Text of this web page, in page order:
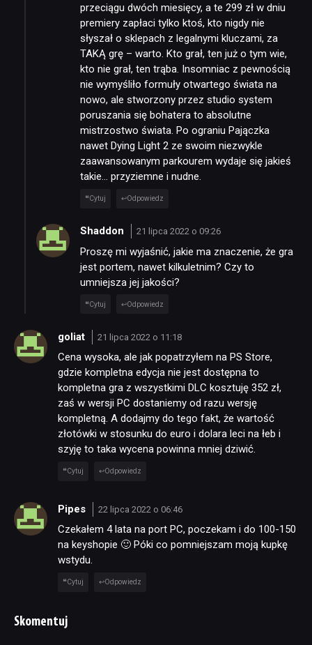
przeciągu dwóch miesięcy, a te 299 zł w dniu
premiery zapłaci tylko ktoś, kto nigdy nie
słyszał o sklepach z legalnymi kluczami, za
TAKĄ grę – warto. Kto grał, ten już o tym wie,
kto nie grał, ten trąba. Insomniac z pewnością
nie wymyśliło formuły otwartego świata na
nowo, ale stworzony przez studio system
poruszania się bohatera to absolutne
mistrzostwo świata. Po ograniu Pajączka
nawet Dying Light 2 ze swoim niezwykle
zaawansowanym parkourem wydaje się jakieś
takie… przyziemne i nudne.
Cytuj Odpowiedz
Shaddon 21 lipca 2022 o 09:26
Proszę mi wyjaśnić, jakie ma znaczenie, że gra
jest portem, nawet kilkuletnim? Czy to
umniejsza jej jakości?
Cytuj Odpowiedz
goliat 21 lipca 2022 o 11:18
Cena wysoka, ale jak popatrzyłem na PS Store,
gdzie kompletna edycja nie jest dostępna to
kompletna gra z wszystkimi DLC kosztuję 352 zł,
zaś w wersji PC dostaniemy od razu wersję
kompletną. A dodajmy do tego fakt, że wartość
złotówki w stosunku do euro i dolara leci na łeb i
szyję to taka wycena powinna mniej dziwić.
Cytuj Odpowiedz
Pipes 22 lipca 2022 o 06:46
Czekałem 4 lata na port PC, poczekam i do 100-150
na keyshopie 🙂 Póki co pomniejszam moją kupkę
wstydu.
Cytuj Odpowiedz
Skomentuj